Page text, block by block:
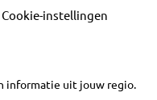
Cookie-instellingen
informatie uit jouw regio.